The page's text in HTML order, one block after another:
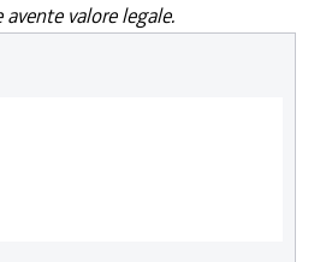
valore legale.